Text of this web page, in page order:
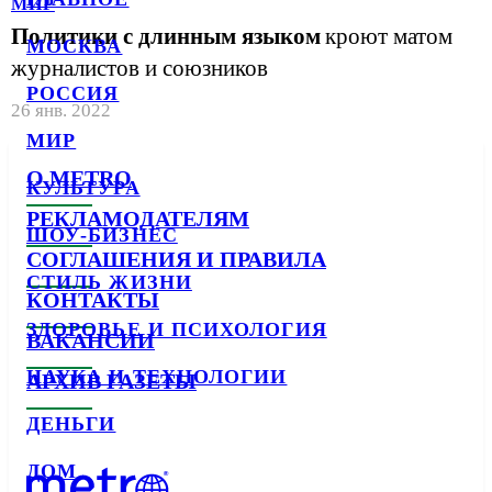
МОСКВА
РОССИЯ
МИР
КУЛЬТУРА
ШОУ-БИЗНЕС
СТИЛЬ ЖИЗНИ
ЗДОРОВЬЕ И ПСИХОЛОГИЯ
НАУКА И ТЕХНОЛОГИИ
ДЕНЬГИ
ДОМ
МИР
Политики с длинным языкомкроют матом
журналистов и союзников
26 янв. 2022
О METRO
РЕКЛАМОДАТЕЛЯМ
СОГЛАШЕНИЯ И ПРАВИЛА
КОНТАКТЫ
ВАКАНСИИ
АРХИВ ГАЗЕТЫ